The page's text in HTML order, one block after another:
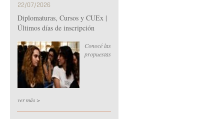
22/07/2026
Diplomaturas, Cursos y CUEx |
Últimos días de inscripción
Conocé las
propuestas
ver más >